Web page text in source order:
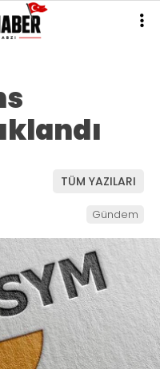
TÜM YAZILARI
Gündem